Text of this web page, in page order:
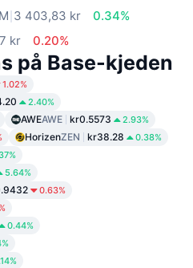
3 403,83 kr
0.34%
kr 0.20%
på Base-kjeden
1.02%
2.40%
AWEAWE kr0.5573 2.93%
HorizenZEN kr38.28 0.38%
5.64%
0.63%
0.44%